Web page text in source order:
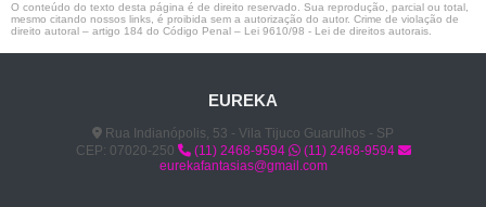
O conteúdo do texto desta página é de direito reservado. Sua reprodução, parcial ou total,
mesmo citando nossos links, é proibida sem a autorização do autor. Crime de violação de
direito autoral – artigo 184 do Código Penal – Lei 9610/98 - Lei de direitos autorais
EUREKA
Rua Indianópolis, 53 - Vila Tijuco Guarulhos - SP
CEP: 07020-250
(11) 2468-9594
(11) 2468-9594
eurekafantasias@gmail.com